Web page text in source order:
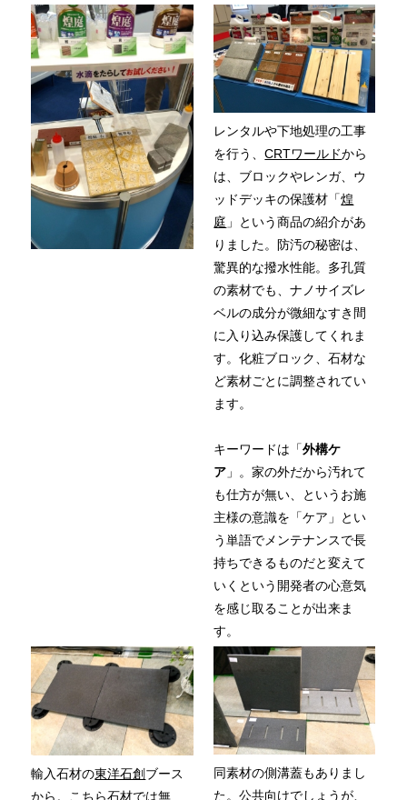
レンタルや下地処理の工事
を行う、CRTワールドから
は、ブロックやレンガ、ウ
ッドデッキの保護材「煌
庭 」という商品の紹介があ
りました。防汚の秘密は、
驚異的な撥水性能。多孔質
の素材でも、ナノサイズレ
ベルの成分が微細なすき間
に入り込み保護してくれま
す。化粧ブロック、石材な
ど素材ごとに調整されてい
ます。
キーワードは「外構ケ
ア 」。家の外だから汚れて
も仕方が無い、というお施
主様の意識を「ケア」とい
う単語でメンテナンスで長
持ちできるものだと変えて
いくという開発者の心意気
を感じ取ることが出来ま
す。
輸入石材の東洋石創ブース
から。こちら石材では無
同素材の側溝蓋もありまし
た。公共向けでしょうが、